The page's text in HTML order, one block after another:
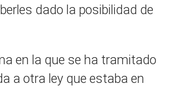
dado la posibilidad de
en la que se ha tramitado
a otra ley que estaba en